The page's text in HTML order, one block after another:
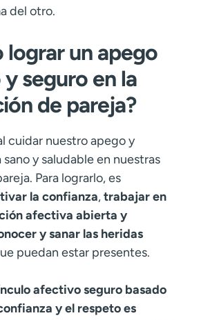
del otro.
lograr un apego
y seguro en la
de pareja?
cuidar nuestro apego y
sano y saludable en nuestras
Para lograrlo, es
la confianza,trabajar en
afectiva abierta y
y sanar las heridas
puedan estar presentes.
afectivo seguro basado
y el respeto es